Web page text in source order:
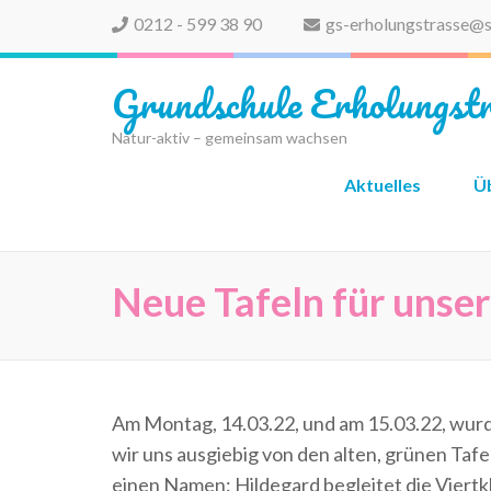
0212 - 599 38 90 gs-
Grundschule
Natur-aktiv – gemeinsam wachsen
Aktuelles
Neue Tafeln für
Am Montag, 14.03.22, und am 15.03.22,
wir uns ausgiebig von den alten, grünen
einen Namen: Hildegard begleitet die